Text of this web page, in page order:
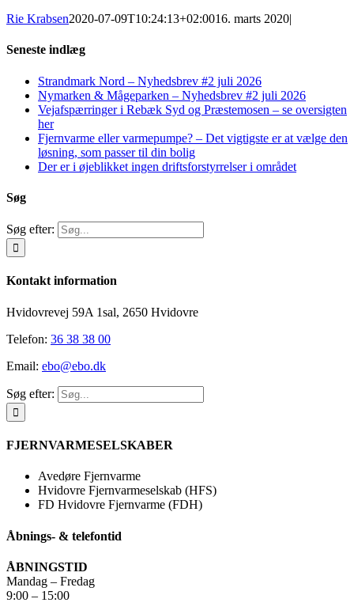
Rie Krabsen2020-07-09T10:24:13+02:0016. marts 2020|
Seneste indlæg
Strandmark Nord – Nyhedsbrev #2 juli 2026
Nymarken & Mågeparken – Nyhedsbrev #2 juli 2026
Vejafspærringer i Rebæk Syd og Præstemosen – se oversigten
her
Fjernvarme eller varmepumpe? – Det vigtigste er at vælge den
løsning, som passer til din bolig
Der er i øjeblikket ingen driftsforstyrrelser i området
Søg
Søg efter:
Kontakt information
Hvidovrevej 59A 1sal, 2650 Hvidovre
Telefon: 36 38 38 00
Email: ebo@ebo.dk
Søg efter:
FJERNVARMESELSKABER
Avedøre Fjernvarme
Hvidovre Fjernvarmeselskab (HFS)
FD Hvidovre Fjernvarme (FDH)
Åbnings- & telefontid
ÅBNINGSTID
Mandag – Fredag
9:00 – 15:00